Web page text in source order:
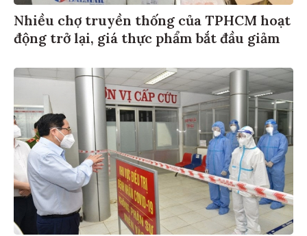
Nhiều chợ truyền thống của TPHCM hoạt
động trở lại, giá thực phẩm bắt đầu giảm